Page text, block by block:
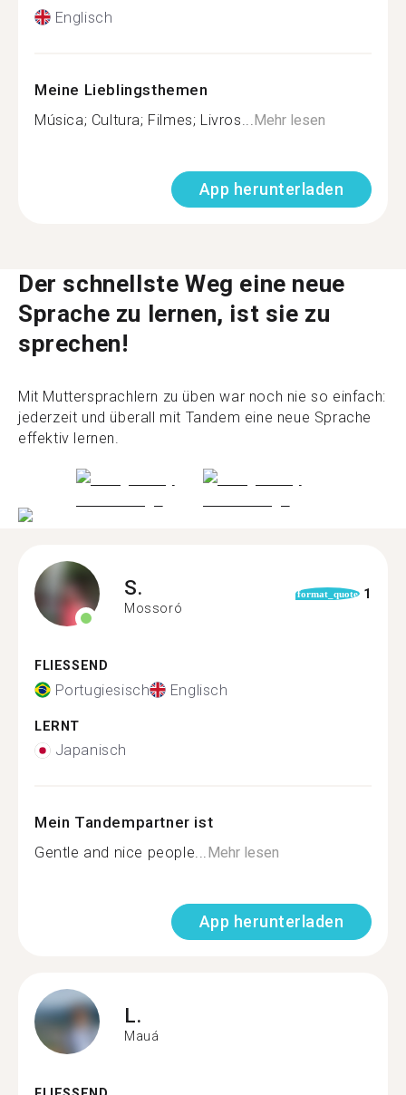
Englisch
Meine Lieblingsthemen
Música; Cultura; Filmes; Livros... Mehr lesen
App herunterladen
Der schnellste Weg eine neue
Sprache zu lernen, ist sie zu
sprechen!
Mit Muttersprachlern zu üben war noch nie so einfach:
jederzeit und überall mit Tandem eine neue Sprache
effektiv lernen.
S.
Mossoró
format_quote 1
FLIESSEND
Portugiesisch Englisch
LERNT
Japanisch
Mein Tandempartner ist
Gentle and nice people...Mehr lesen
App herunterladen
L.
Mauá